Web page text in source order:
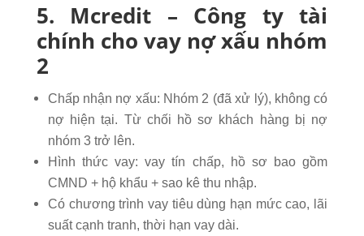
5. Mcredit – Công ty tài
chính cho vay nợ xấu nhóm
2
Chấp nhận nợ xấu: Nhóm 2 (đã xử lý), không có
nợ hiện tại. Từ chối hồ sơ khách hàng bị nợ
nhóm 3 trở lên.
Hình thức vay: vay tín chấp, hồ sơ bao gồm
CMND + hộ khẩu + sao kê thu nhập.
Có chương trình vay tiêu dùng hạn mức cao, lãi
suất cạnh tranh, thời hạn vay dài.